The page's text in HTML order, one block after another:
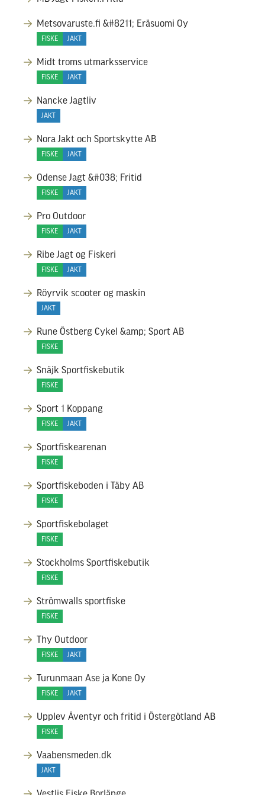
Metsovaruste.fi &#8211; Eräsuomi Oy
FISKE JAKT
Midt troms utmarksservice
FISKE JAKT
Nancke Jagtliv
JAKT
Nora Jakt och Sportskytte AB
FISKE JAKT
Odense Jagt &#038; Fritid
FISKE JAKT
Pro Outdoor
FISKE JAKT
Ribe Jagt og Fiskeri
FISKE JAKT
Röyrvik scooter og maskin
JAKT
Rune Östberg Cykel &amp; Sport AB
FISKE
Snäjk Sportfiskebutik
FISKE
Sport 1 Koppang
FISKE JAKT
Sportfiskearenan
FISKE
Sportfiskeboden i Täby AB
FISKE
Sportfiskebolaget
FISKE
Stockholms Sportfiskebutik
FISKE
Strömwalls sportfiske
FISKE
Thy Outdoor
FISKE JAKT
Turunmaan Ase ja Kone Oy
FISKE JAKT
Upplev Äventyr och fritid i Östergötland AB
FISKE
Vaabensmeden.dk
JAKT